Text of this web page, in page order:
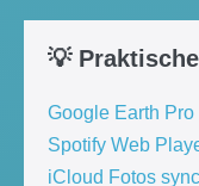
💡
Google Earth
Spotify Web
iCloud Fotos